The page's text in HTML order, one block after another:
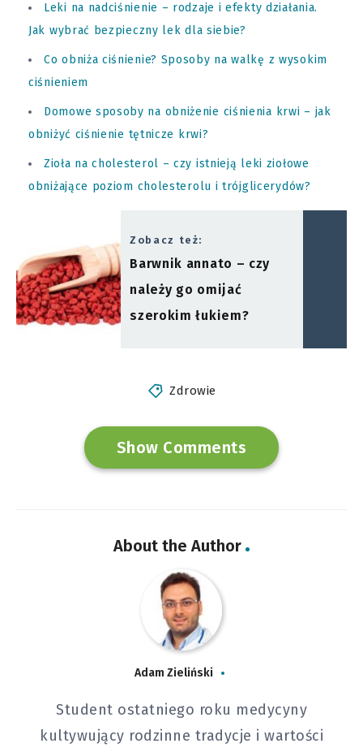
Leki na nadciśnienie – rodzaje i efekty działania.
Jak wybrać bezpieczny lek dla siebie?
Co obniża ciśnienie? Sposoby na walkę z wysokim
ciśnieniem
Domowe sposoby na obniżenie ciśnienia krwi – jak
obniżyć ciśnienie tętnicze krwi?
Zioła na cholesterol – czy istnieją leki ziołowe
obniżające poziom cholesterolu i trójglicerydów?
Zobacz też:
Barwnik annato – czy
należy go omijać
szerokim łukiem?
Zdrowie
Show Comments
About the Author
Adam Zieliński
Student ostatniego roku medycyny
kultywujący rodzinne tradycje i wartości